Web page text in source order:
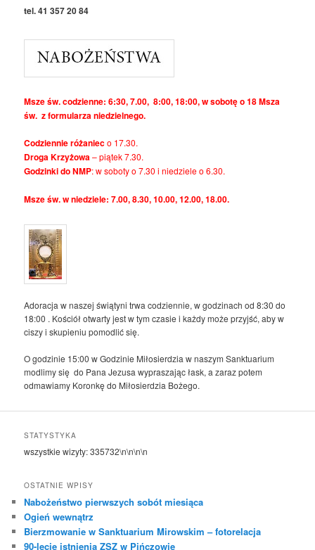
tel. 41 357 20 84
Msze św. codzienne: 6:30, 7.00, 8:00, 18:00, w sobotę o 18 Msza
św. z formularza niedzielnego.
Codziennie różanieco 17.30.
Droga Krzyżowa– piątek 7.30.
Godzinki do NMP: w soboty o 7.30 i niedziele o 6.30.
Msze św. w niedziele: 7.00, 8.30, 10.00, 12.00, 18.00.
Adoracja w naszej świątyni trwa codziennie, w godzinach od 8:30 do
18:00 . Kościół otwarty jest w tym czasie i każdy może przyjść, aby w
ciszy i skupieniu pomodlić się.
O godzinie 15:00 w Godzinie Miłosierdzia w naszym Sanktuarium
modlimy się do Pana Jezusa wypraszając łask, a zaraz potem
odmawiamy Koronkę do Miłosierdzia Bożego.
STATYSTYKA
wszystkie wizyty:335732\n\n\n\n
OSTATNIE WPISY
Nabożeństwo pierwszych sobót miesiąca
Ogień wewnątrz
Bierzmowanie w Sanktuarium Mirowskim – fotorelacja
90-lecie istnienia ZSZ w Pińczowie